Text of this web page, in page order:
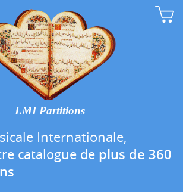
LMI Partitions
Internationale,
catalogue de plus de 360